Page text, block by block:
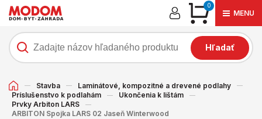
0
MENU
Hľadať
Stavba
Laminátové, kompozitné a drevené podlahy
Príslušenstvo k podlahám
Ukončenia k lištám
Prvky Arbiton LARS
ARBITON Spojka LARS 02 Jaseň Winterwood